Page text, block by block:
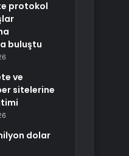
protokol
buluştu
ve
sitelerine
dolar